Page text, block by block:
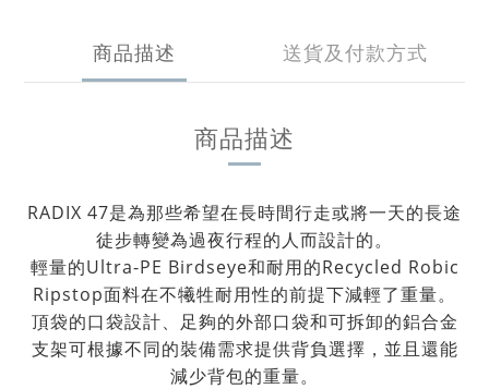
商品描述 送貨及付款方式
商品描述
RADIX 47是為那些希望在長時間行走或將一天的長途
徒步轉變為過夜行程的人而設計的。
輕量的Ultra-PE Birdseye和耐用的Recycled Robic
Ripstop面料在不犧牲耐用性的前提下減輕了重量。
頂袋的口袋設計、足夠的外部口袋和可拆卸的鋁合金
支架可根據不同的裝備需求提供背負選擇，並且還能
減少背包的重量。